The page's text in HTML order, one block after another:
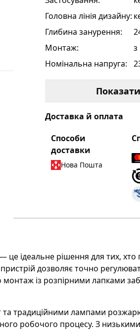
Головна лінія дизайну:
Глибина занурення:
Монтаж:
з
Номінальна напруга:
Без галогену:
Запобіжник:
Діаметр осі
Регульовані 230 V LED
лампи:
розжарювання та
галогенові лампи:
Доставка й оплата
Способи
доставки
Нова Пошта
ідеальне рішення для тих,
дозволяє точно
із розпірними лапками
традиційними лампами
робочого процесу. З